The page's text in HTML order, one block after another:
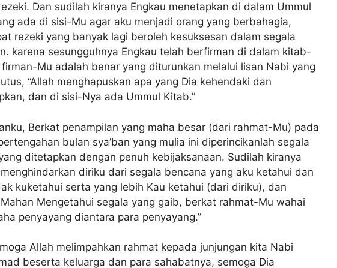
Dan sudilah kiranya Engkau menetapkan di dalam Ummul
ada di sisi-Mu agar aku menjadi orang yang berbahagia,
rezeki yang banyak lagi beroleh kesuksesan dalam segala
karena sesungguhnya Engkau telah berfirman di dalam kitab-
Mu adalah benar yang diturunkan melalui lisan Nabi yang
“Allah menghapuskan apa yang Dia kehendaki dan
dan di sisi-Nya ada Ummul Kitab.”
Berkat penampilan yang maha besar (dari rahmat-Mu) pada
bulan sya’ban yang mulia ini diperincikanlah segala
ditetapkan dengan penuh kebijaksanaan. Sudilah kiranya
diriku dari segala bencana yang aku ketahui dan
kuketahui serta yang lebih Kau ketahui (dari diriku), dan
Mengetahui segala yang gaib, berkat rahmat-Mu wahai
penyayang diantara para penyayang.”
Allah melimpahkan rahmat kepada junjungan kita Nabi
beserta keluarga dan para sahabatnya, semoga Dia